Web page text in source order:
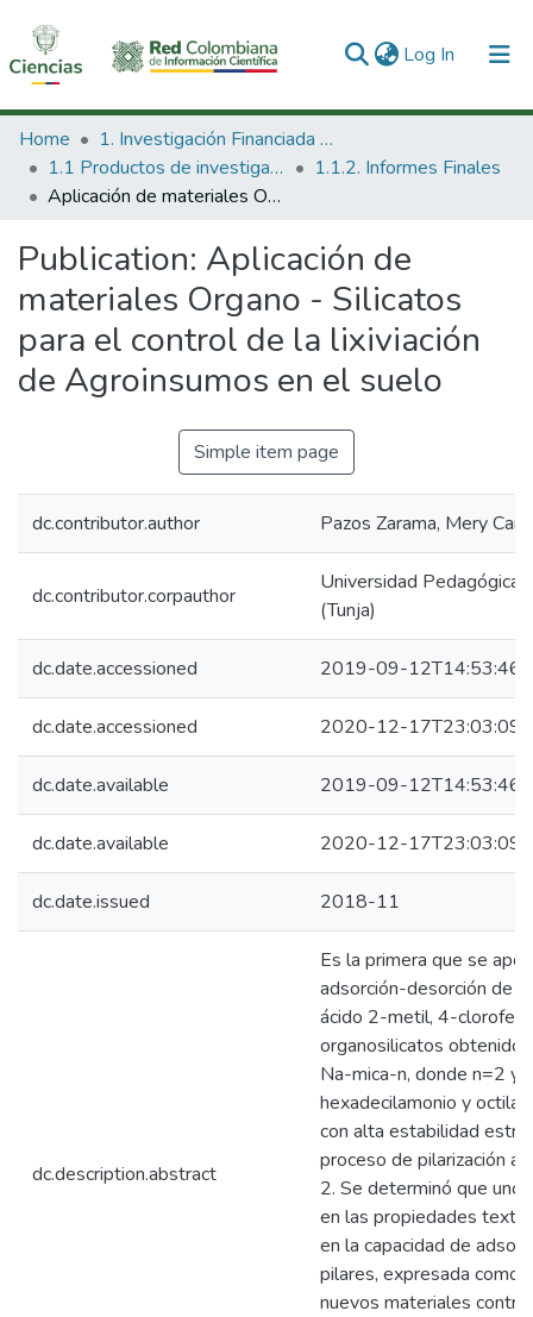
Log In (current)
Communities & Collections
All of DSpace
Home
1. Investigación Financiada con Recursos Públicos
1.1 Productos de investigación
1.1.2. Informes Finales
Aplicación de materiales Organo - Silicatos para el control de la lixiviación de Agroinsumos en el suelo
Publication: Aplicación de
materiales Organo - Silicatos
para el control de la lixiviación
de Agroinsumos en el suelo
Simple item page
dc.contributor.author Pazos Zarama, Mery
dc.contributor.corpauthor
Universidad Pedagógica
(Tunja)
dc.date.accessioned 2019-09-12T14:53:46Z
dc.date.accessioned 2020-12-17T23:03:09Z
dc.date.available 2019-09-12T14:53:46Z
dc.date.available 2020-12-17T23:03:09Z
dc.date.issued 2018-11
dc.description.abstract
Es la primera que se
adsorción-desorción de
ácido 2-metil, 4-
organosilicatos
Na-mica-n, donde n=2 y
hexadecilamonio y
con alta estabilidad
proceso de pilarización
2. Se determinó que
en las propiedades
en la capacidad de
pilares, expresada como
nuevos materiales